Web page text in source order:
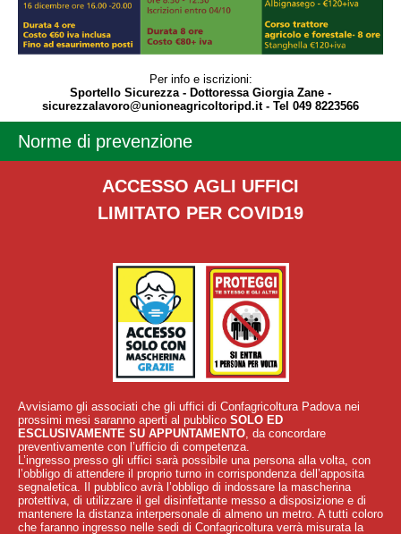
Per info e iscrizioni:
Sportello Sicurezza - Dottoressa Giorgia Zane -
sicurezzalavoro@unioneagricoltoripd.it - Tel 049 8223566
Norme di prevenzione
ACCESSO AGLI UFFICI
LIMITATO PER COVID19
Avvisiamo gli associati che gli uffici di Confagricoltura Padova nei
prossimi mesi saranno aperti al pubblico SOLO ED
ESCLUSIVAMENTE SU APPUNTAMENTO, da concordare
preventivamente con l’ufficio di competenza.
L’ingresso presso gli uffici sarà possibile una persona alla volta, con
l’obbligo di attendere il proprio turno in corrispondenza dell’apposita
segnaletica. Il pubblico avrà l’obbligo di indossare la mascherina
protettiva, di utilizzare il gel disinfettante messo a disposizione e di
mantenere la distanza interpersonale di almeno un metro. A tutti coloro
che faranno ingresso nelle sedi di Confagricoltura verrà misurata la